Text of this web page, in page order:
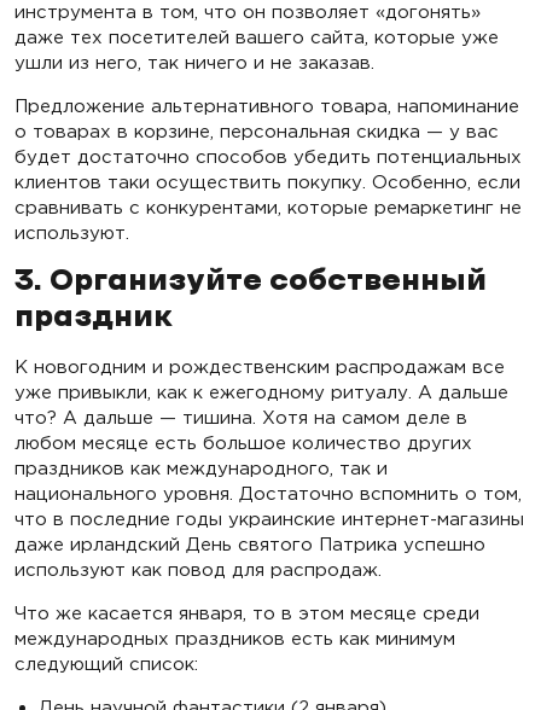
инструмента в том, что он позволяет «догонять»
даже тех посетителей вашего сайта, которые уже
ушли из него, так ничего и не заказав.
Предложение альтернативного товара, напоминание
о товарах в корзине, персональная скидка — у вас
будет достаточно способов убедить потенциальных
клиентов таки осуществить покупку. Особенно, если
сравнивать с конкурентами, которые ремаркетинг не
используют.
3. Организуйте собственный
праздник
К новогодним и рождественским распродажам все
уже привыкли, как к ежегодному ритуалу. А дальше
что? А дальше — тишина. Хотя на самом деле в
любом месяце есть большое количество других
праздников как международного, так и
национального уровня. Достаточно вспомнить о том,
что в последние годы украинские интернет-магазины
даже ирландский День святого Патрика успешно
используют как повод для распродаж.
Что же касается января, то в этом месяце среди
международных праздников есть как минимум
следующий список: